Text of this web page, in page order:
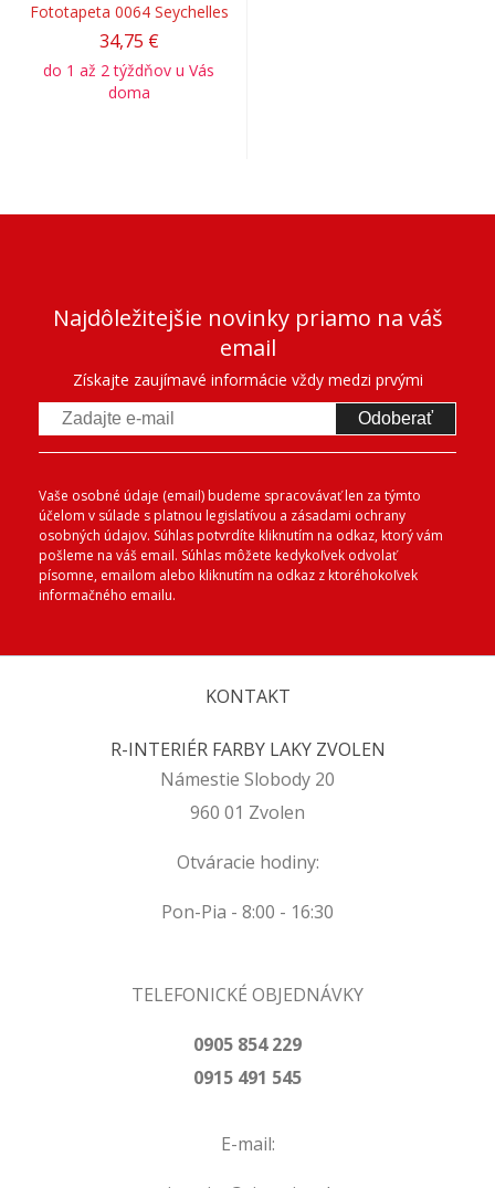
Fototapeta 0064 Seychelles
34,75 €
do 1 až 2 týždňov u Vás
doma
Najdôležitejšie novinky priamo na váš
email
Získajte zaujímavé informácie vždy medzi prvými
Odoberať
Vaše osobné údaje (email) budeme spracovávať len za týmto
účelom v súlade s platnou legislatívou a zásadami ochrany
osobných údajov. Súhlas potvrdíte kliknutím na odkaz, ktorý vám
pošleme na váš email. Súhlas môžete kedykoľvek odvolať
písomne, emailom alebo kliknutím na odkaz z ktoréhokoľvek
informačného emailu.
KONTAKT
R-INTERIÉR FARBY LAKY ZVOLEN
Námestie Slobody 20
960 01 Zvolen
Otváracie hodiny:
Pon-Pia - 8:00 - 16:30
TELEFONICKÉ OBJEDNÁVKY
0905 854 229
0915 491 545
E-mail: